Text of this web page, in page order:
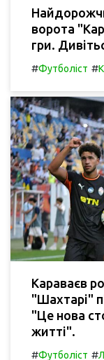
ворота
гри.
#Футболіст #
Караваєв
"Шахтарі"
"Це нова
житті".
#Футболіст #